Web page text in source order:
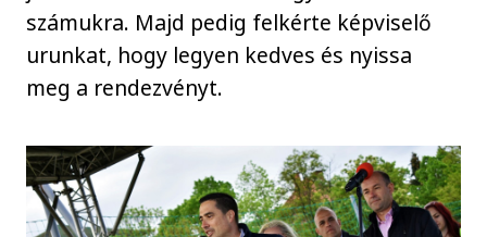
számukra. Majd pedig felkérte képviselő
urunkat, hogy legyen kedves és nyissa
meg a rendezvényt.